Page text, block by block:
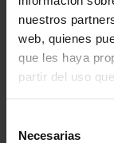
nuestros
web, quienes
que les haya
partir del uso
Necesarias